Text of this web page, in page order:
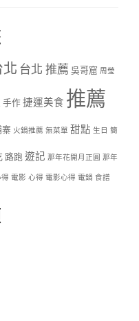
北 台北 推薦 吳哥窟 周瑩
手作捷運美食 推薦
火鍋推薦 無菜單 甜點 生日 簡
路跑遊記 那年花開月正圓 那年
電影 心得 電影心得 電鍋 食譜